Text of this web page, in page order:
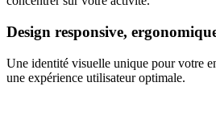
Design responsive,
Une identité visuelle unique pour votre
une expérience utilisateur optimale.